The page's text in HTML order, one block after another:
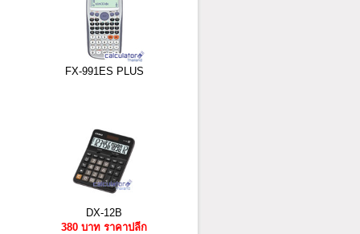
FX-991ES PLUS
DX-12B
380 บาท ราคาปลีก